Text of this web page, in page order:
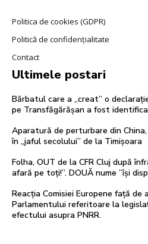
Politica de cookies (GDPR)
Politică de confidențialitate
Contact
Ultimele postari
Bărbatul care a „creat” o
pe Transfăgărășan a fost
Aparatură de perturbare din
în „jaful secolului” de la Timișoara
Folha, OUT de la CFR Cluj după
afară pe toți!”. DOUĂ nume ”își
Reacția Comisiei Europene față de
Parlamentului referitoare la
efectului asupra PNRR.